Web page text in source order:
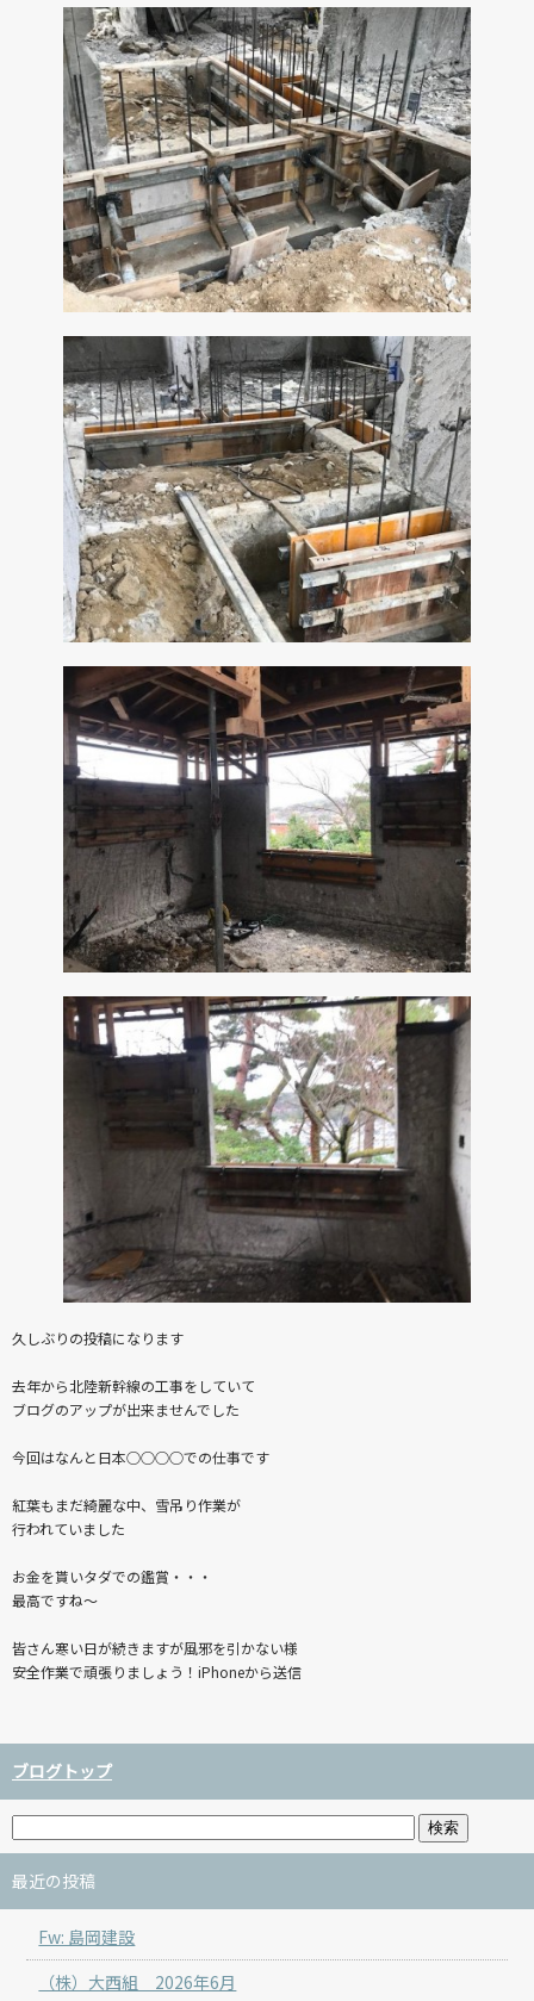
久しぶりの投稿になります
去年から北陸新幹線の工事をしていて
ブログのアップが出来ませんでした
今回はなんと日本○○○○での仕事です
紅葉もまだ綺麗な中、雪吊り作業が
行われていました
お金を貰いタダでの鑑賞・・・
最高ですね〜
皆さん寒い日が続きますが風邪を引かない様
安全作業で頑張りましょう！iPhoneから送信
ブログトップ
最近の投稿
Fw: 島岡建設
（株）大西組 2026年6月